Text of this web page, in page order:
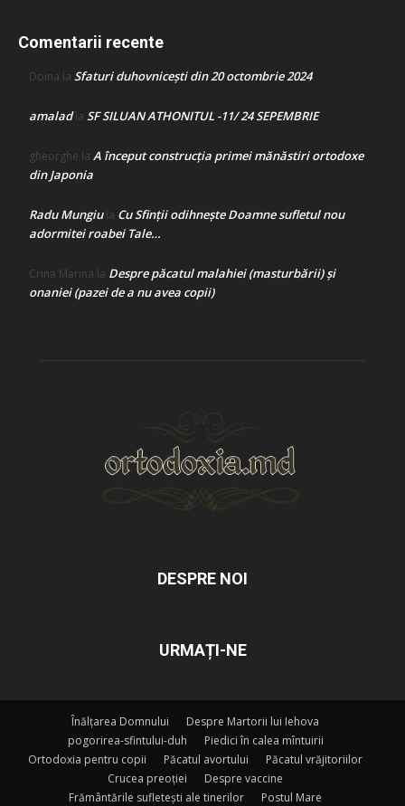
Comentarii recente
Doina la Sfaturi duhovnicești din 20 octombrie 2024
amaladla SF SILUAN ATHONITUL -11/ 24 SEPEMBRIE
gheorghe la A început construcţia primei mănăstiri ortodoxe
din Japonia
Radu Mungiula Cu Sfinții odihnește Doamne sufletul nou
adormitei roabei Tale…
Crina Marina la Despre păcatul malahiei (masturbării) şi
onaniei (pazei de a nu avea copii)
DESPRE NOI
URMAȚI-NE
Înălțarea Domnului
Despre Martorii lui Iehova
pogorirea-sfintului-duh
Piedici în calea mîntuirii
Ortodoxia pentru copii
Păcatul avortului
Păcatul vrăjitoriilor
Crucea preoției
Despre vaccine
Frământările sufletești ale tinerilor
Postul Mare